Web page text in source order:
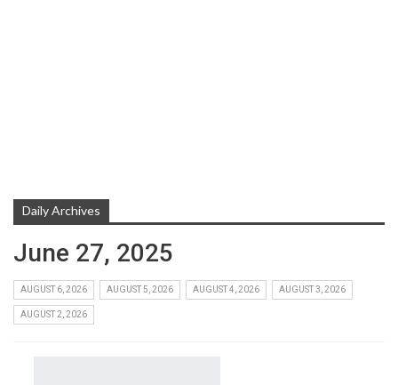
Daily Archives
June 27, 2025
AUGUST 6, 2026 AUGUST 5, 2026 AUGUST 4, 2026 AUGUST 3, 2026
AUGUST 2, 2026